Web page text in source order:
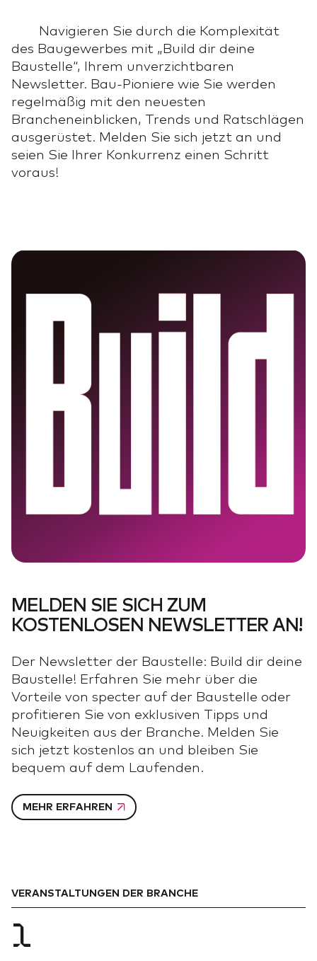
Navigieren Sie durch die Komplexität
des Baugewerbes mit „Build dir deine
Baustelle“, Ihrem unverzichtbaren
Newsletter. Bau-Pioniere wie Sie werden
regelmäßig mit den neuesten
Brancheneinblicken, Trends und Ratschlägen
ausgerüstet. Melden Sie sich jetzt an und
seien Sie Ihrer Konkurrenz einen Schritt
voraus!
MELDEN SIE SICH ZUM
KOSTENLOSEN NEWSLETTER AN!
Der Newsletter der Baustelle: Build dir deine
Baustelle! Erfahren Sie mehr über die
Vorteile von specter auf der Baustelle oder
profitieren Sie von exklusiven Tipps und
Neuigkeiten aus der Branche. Melden Sie
sich jetzt kostenlos an und bleiben Sie
bequem auf dem Laufenden.
MEHR ERFAHREN
VERANSTALTUNGEN DER BRANCHE
1